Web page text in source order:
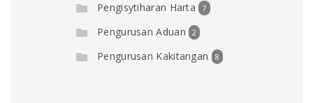
Pengisytiharan Harta 7
Pengurusan Aduan 2
Pengurusan Kakitangan 8